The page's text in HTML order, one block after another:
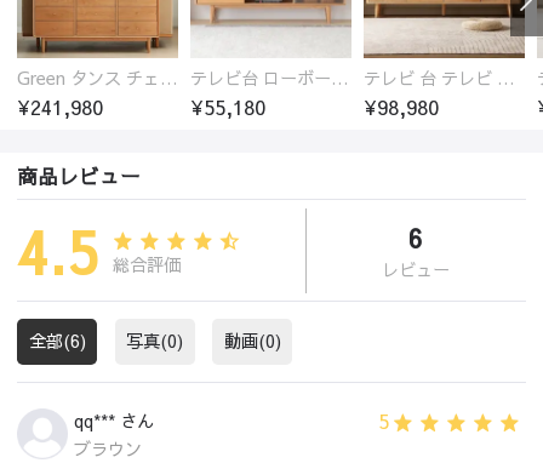
Green タンス チェスト チェリー材 無垢材
¥241,980
テレビ台 ローボード テレビボード おしゃれ オーク材 ガラス扉 収納 ラック 安い
¥55,180
テレビ 台 テレビ ボード おしゃれ オーク材 セラミック天板 引き出し収納付き おすすめ
¥98,980
商品レビュー
4.5 総合評価
6
レビュー
全部(6) 写真(0) 動画(0)
qq*** さん 5
ブラウン